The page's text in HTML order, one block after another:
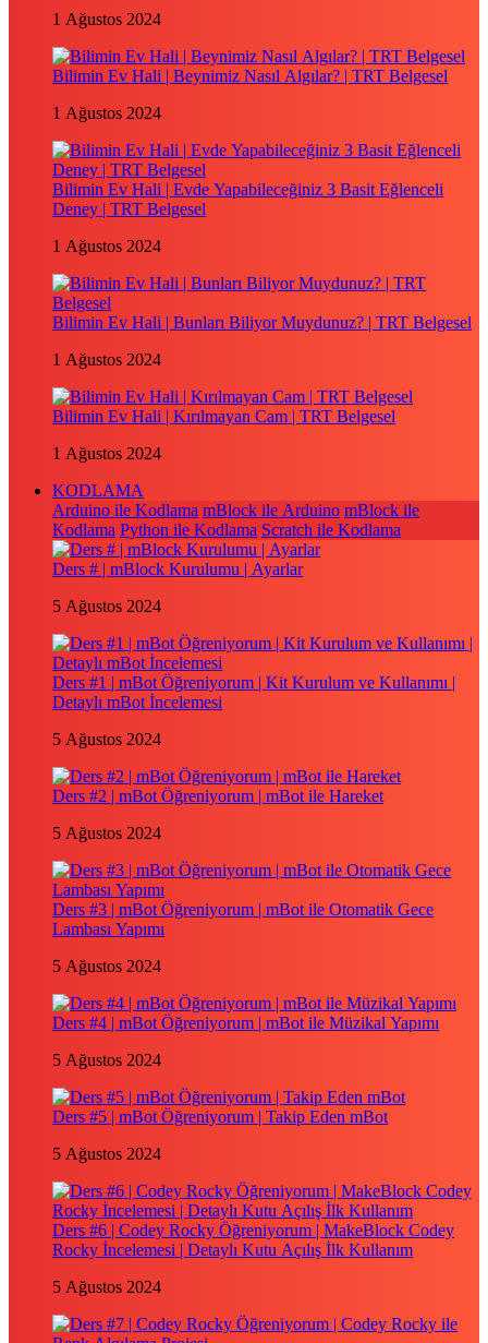
1 Ağustos 2024
Bilimin Ev Hali | Beynimiz Nasıl Algılar? | TRT Belgesel
1 Ağustos 2024
Bilimin Ev Hali | Evde Yapabileceğiniz 3 Basit Eğlenceli
Deney | TRT Belgesel
1 Ağustos 2024
Bilimin Ev Hali | Bunları Biliyor Muydunuz? | TRT Belgesel
1 Ağustos 2024
Bilimin Ev Hali | Kırılmayan Cam | TRT Belgesel
1 Ağustos 2024
KODLAMA
Arduino ile Kodlama mBlock ile Arduino mBlock ile
Kodlama Python ile Kodlama Scratch ile Kodlama
Ders # | mBlock Kurulumu | Ayarlar
5 Ağustos 2024
Ders #1 | mBot Öğreniyorum | Kit Kurulum ve Kullanımı |
Detaylı mBot İncelemesi
5 Ağustos 2024
Ders #2 | mBot Öğreniyorum | mBot ile Hareket
5 Ağustos 2024
Ders #3 | mBot Öğreniyorum | mBot ile Otomatik Gece
Lambası Yapımı
5 Ağustos 2024
Ders #4 | mBot Öğreniyorum | mBot ile Müzikal Yapımı
5 Ağustos 2024
Ders #5 | mBot Öğreniyorum | Takip Eden mBot
5 Ağustos 2024
Ders #6 | Codey Rocky Öğreniyorum | MakeBlock Codey
Rocky İncelemesi | Detaylı Kutu Açılış İlk Kullanım
5 Ağustos 2024